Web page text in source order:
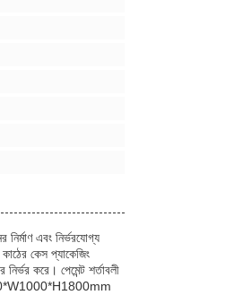
এবং নির্ভরযোগ্য
কেস প্যাকেজিং
করে। পেমেন্ট শর্তাবলী